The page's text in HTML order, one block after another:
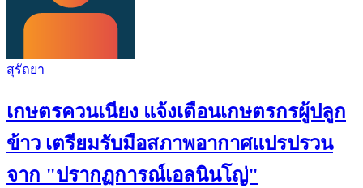
สุรัถยา
เกษตรควนเนียง แจ้งเตือนเกษตรกรผู้ปลูก
ข้าว เตรียมรับมือสภาพอากาศแปรปรวน
จาก "ปรากฏการณ์เอลนินโญ่"